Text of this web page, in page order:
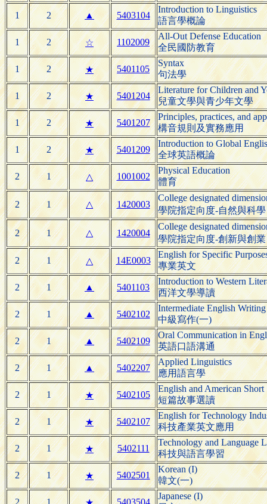
1 2 ▲ 5403104
Introduction to Linguistics
語言學概論
1 2 ☆ 1102009
All-Out Defense Education
全民國防教育
1 2 ★ 5401105
Syntax
句法學
1 2 ★ 5401204
Literature for Children and
兒童文學與青少年文學
1 2 ★ 5401207
Principles, practices, and
構音規則及實務應用
1 2 ★ 5401209
Introduction to Global
全球英語概論
2 1 △ 1001002
Physical Education
體育
2 1 △ 1420003
College designated
學院指定向度-自然與科學
2 1 △ 1420004
College designated
學院指定向度-創新與創業
2 1 △ 14E0003
English for Specific
專業英文
2 1 ▲ 5401103
Introduction to Western
西洋文學導讀
2 1 ▲ 5402102
Intermediate English
中級寫作(一)
2 1 ▲ 5402109
Oral Communication in
英語口語溝通
2 1 ▲ 5402207
Applied Linguistics
應用語言學
2 1 ★ 5402105
English and American Short
短篇故事選讀
2 1 ★ 5402107
English for Technology
科技產業英文應用
2 1 ★ 5402111
Technology and Language
科技與語言學習
2 1 ★ 5402501
Korean (I)
韓文(一)
Japanese (I)